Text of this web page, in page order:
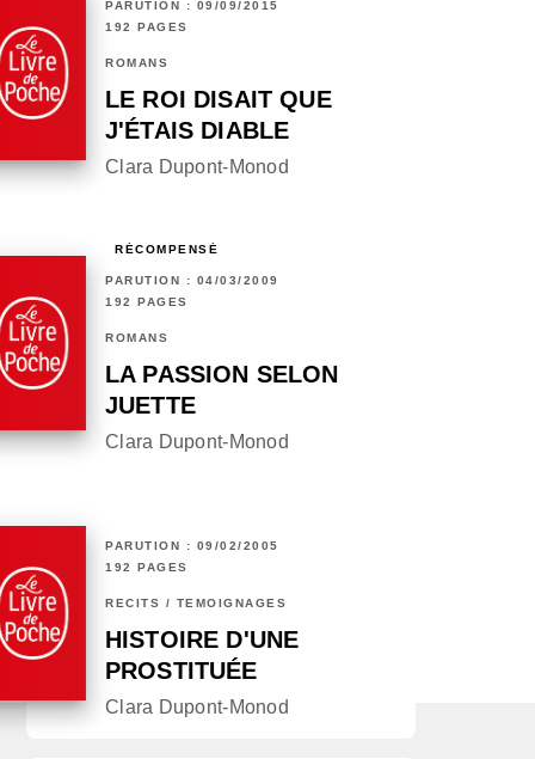
PARUTION : 09/09/2015
192 PAGES
ROMANS
LE ROI DISAIT QUE
J'ÉTAIS DIABLE
Clara Dupont-Monod
RÉCOMPENSÉ
PARUTION : 04/03/2009
192 PAGES
ROMANS
LA PASSION SELON
JUETTE
Clara Dupont-Monod
PARUTION : 09/02/2005
192 PAGES
RÉCITS / TÉMOIGNAGES
HISTOIRE D'UNE
PROSTITUÉE
Clara Dupont-Monod